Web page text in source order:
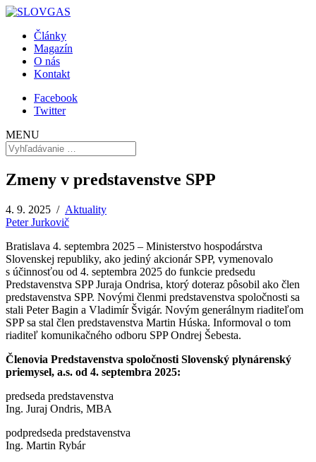
Články
Magazín
O nás
Kontakt
Facebook
Twitter
MENU
Zmeny v predstavenstve SPP
4. 9. 2025 / Aktuality
Peter Jurkovič
Bratislava 4. septembra 2025 – Ministerstvo hospodárstva
Slovenskej republiky, ako jediný akcionár SPP, vymenovalo
s účinnosťou od 4. septembra 2025 do funkcie predsedu
Predstavenstva SPP Juraja Ondrisa, ktorý doteraz pôsobil ako člen
predstavenstva SPP. Novými členmi predstavenstva spoločnosti sa
stali Peter Bagin a Vladimír Švigár. Novým generálnym riaditeľom
SPP sa stal člen predstavenstva Martin Húska. Informoval o tom
riaditeľ komunikačného odboru SPP Ondrej Šebesta.
Členovia Predstavenstva spoločnosti Slovenský plynárenský
priemysel, a.s. od 4. septembra 2025:
predseda predstavenstva
Ing. Juraj Ondris, MBA
podpredseda predstavenstva
Ing. Martin Rybár